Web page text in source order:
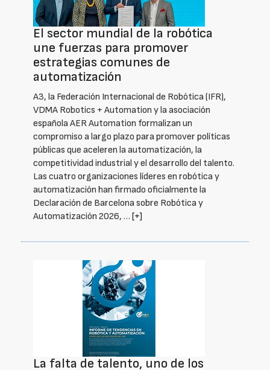
El sector mundial de la robótica
une fuerzas para promover
estrategias comunes de
automatización
A3, la Federación Internacional de Robótica (IFR),
VDMA Robotics + Automation y la asociación
española AER Automation formalizan un
compromiso a largo plazo para promover políticas
públicas que aceleren la automatización, la
competitividad industrial y el desarrollo del talento.
Las cuatro organizaciones líderes en robótica y
automatización han firmado oficialmente la
Declaración de Barcelona sobre Robótica y
Automatización 2026, … [+]
La falta de talento, uno de los